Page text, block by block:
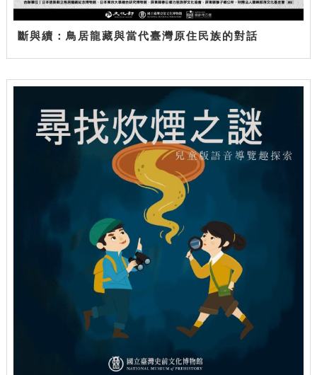
斷與續：鳥居龍藏與當代臺灣原住民族的對話